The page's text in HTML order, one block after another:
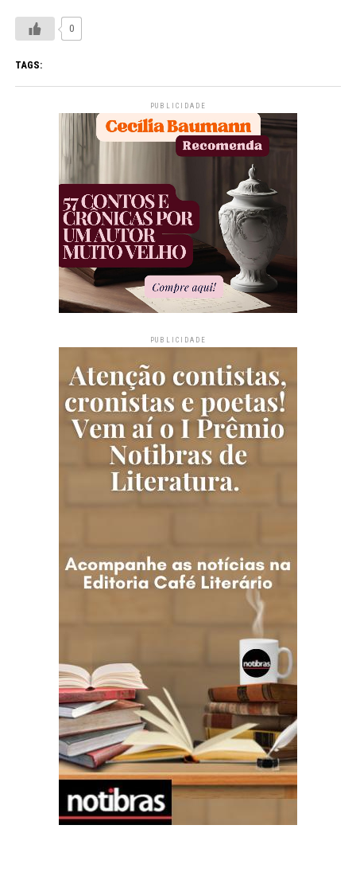
0
TAGS:
PUBLICIDADE
PUBLICIDADE